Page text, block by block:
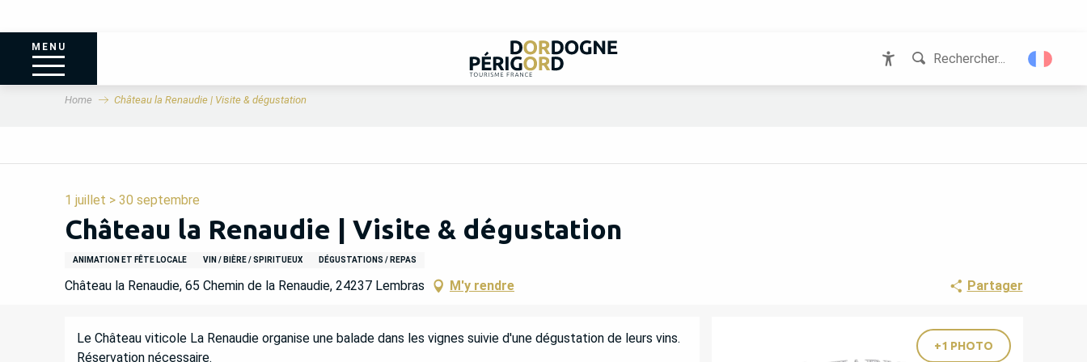
MENU
Rechercher...
Home Château la Renaudie | Visite & dégustation
1 juillet > 30 septembre
Château la Renaudie | Visite & dégustation
ANIMATION ET FÊTE LOCALE VIN / BIÈRE / SPIRITUEUX DÉGUSTATIONS / REPAS
Château la Renaudie, 65 Chemin de la Renaudie, 24237 Lembras M'y rendre Partager
+1 PHOTO
DESCRIPTION
Le Château viticole La Renaudie organise une balade dans les vignes suivie d'une dégustation de leurs vins.
Réservation nécessaire.